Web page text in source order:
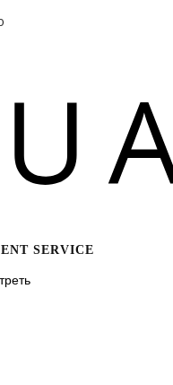
SERVICE